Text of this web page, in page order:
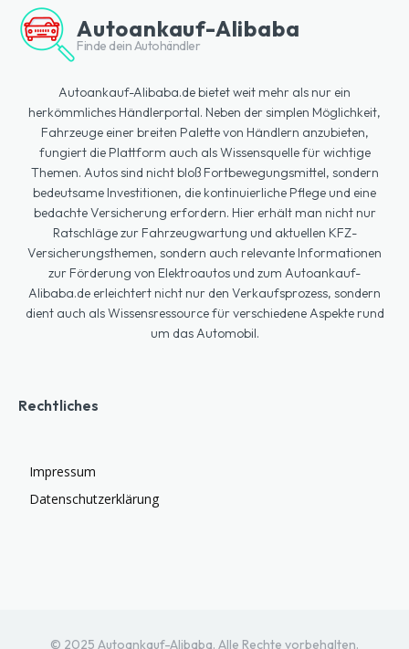
Autoankauf-Alibaba
Finde dein Autohändler
Autoankauf-Alibaba.de bietet weit mehr als nur ein
herkömmliches Händlerportal. Neben der simplen Möglichkeit,
Fahrzeuge einer breiten Palette von Händlern anzubieten,
fungiert die Plattform auch als Wissensquelle für wichtige
Themen. Autos sind nicht bloß Fortbewegungsmittel, sondern
bedeutsame Investitionen, die kontinuierliche Pflege und eine
bedachte Versicherung erfordern. Hier erhält man nicht nur
Ratschläge zur Fahrzeugwartung und aktuellen KFZ-
Versicherungsthemen, sondern auch relevante Informationen
zur Förderung von Elektroautos und zum Autoankauf-
Alibaba.de erleichtert nicht nur den Verkaufsprozess, sondern
dient auch als Wissensressource für verschiedene Aspekte rund
um das Automobil.
Rechtliches
Impressum
Datenschutzerklärung
© 2025 Autoankauf-Alibaba. Alle Rechte vorbehalten.